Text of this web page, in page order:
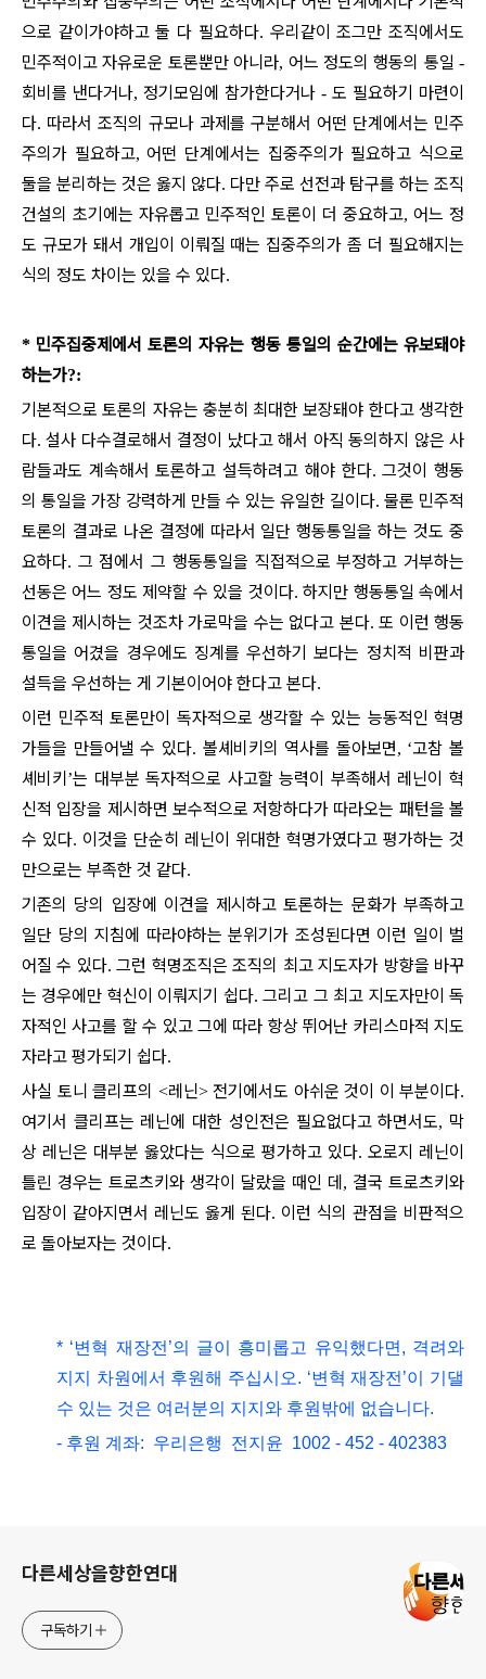
으로 같이가야하고 둘 다 필요하다. 우리같이 조그만 조직에서도
민주적이고 자유로운 토론뿐만 아니라, 어느 정도의 행동의 통일 -
회비를 낸다거나, 정기모임에 참가한다거나 - 도 필요하기 마련이
다. 따라서 조직의 규모나 과제를 구분해서 어떤 단계에서는 민주
주의가 필요하고,어떤 단계에서는 집중주의가 필요하고 식으로
둘을 분리하는 것은 옳지 않다. 다만 주로 선전과 탐구를 하는 조직
건설의 초기에는 자유롭고 민주적인 토론이 더 중요하고, 어느 정
도 규모가 돼서 개입이 이뤄질 때는 집중주의가 좀 더 필요해지는
식의 정도 차이는 있을 수 있다.
* 민주집중제에서 토론의 자유는 행동 통일의 순간에는 유보돼야
하는가?:
기본적으로 토론의 자유는 충분히 최대한 보장돼야 한다고 생각한
다.설사 다수결로해서 결정이 났다고 해서 아직 동의하지 않은 사
람들과도 계속해서 토론하고 설득하려고 해야 한다.그것이 행동
의 통일을 가장 강력하게 만들 수 있는 유일한 길이다. 물론 민주적
토론의 결과로 나온 결정에 따라서 일단 행동통일을 하는 것도 중
요하다. 그 점에서 그 행동통일을 직접적으로 부정하고 거부하는
선동은 어느 정도 제약할 수 있을 것이다.하지만 행동통일 속에서
이견을 제시하는 것조차 가로막을 수는 없다고 본다.또 이런 행동
통일을 어겼을 경우에도 징계를 우선하기 보다는 정치적 비판과
설득을 우선하는 게 기본이어야 한다고 본다.
이런 민주적 토론만이 독자적으로 생각할 수 있는 능동적인 혁명
가들을 만들어낼 수 있다. 볼셰비키의 역사를 돌아보면, ‘고참 볼
셰비키’는 대부분 독자적으로 사고할 능력이 부족해서 레닌이 혁
신적 입장을 제시하면 보수적으로 저항하다가 따라오는 패턴을 볼
수 있다. 이것을 단순히 레닌이 위대한 혁명가였다고 평가하는 것
만으로는 부족한 것 같다.
기존의 당의 입장에 이견을 제시하고 토론하는 문화가 부족하고
일단 당의 지침에 따라야하는 분위기가 조성된다면 이런 일이 벌
어질 수 있다.그런 혁명조직은 조직의 최고 지도자가 방향을 바꾸
는 경우에만 혁신이 이뤄지기 쉽다.그리고 그 최고 지도자만이 독
자적인 사고를 할 수 있고 그에 따라 항상 뛰어난 카리스마적 지도
자라고 평가되기 쉽다.
사실 토니 클리프의 <레닌> 전기에서도 아쉬운 것이 이 부분이다.
여기서 클리프는 레닌에 대한 성인전은 필요없다고 하면서도, 막
상 레닌은 대부분 옳았다는 식으로 평가하고 있다. 오로지 레닌이
틀린 경우는 트로츠키와 생각이 달랐을 때인 데, 결국 트로츠키와
입장이 같아지면서 레닌도 옳게 된다. 이런 식의 관점을 비판적으
로 돌아보자는 것이다.
* ‘변혁 재장전’의 글이 흥미롭고 유익했다면, 격려와
지지 차원에서 후원해 주십시오. ‘변혁 재장전’이 기댈
수 있는 것은 여러분의 지지와 후원밖에 없습니다.
- 후원 계좌: 우리은행 전지윤 1002 - 452 - 402383
다른세상을향한연대
구독하기